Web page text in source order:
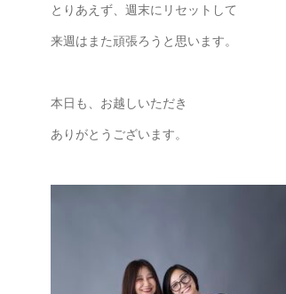
とりあえず、週末にリセットして
来週はまた頑張ろうと思います。
本日も、お越しいただき
ありがとうございます。